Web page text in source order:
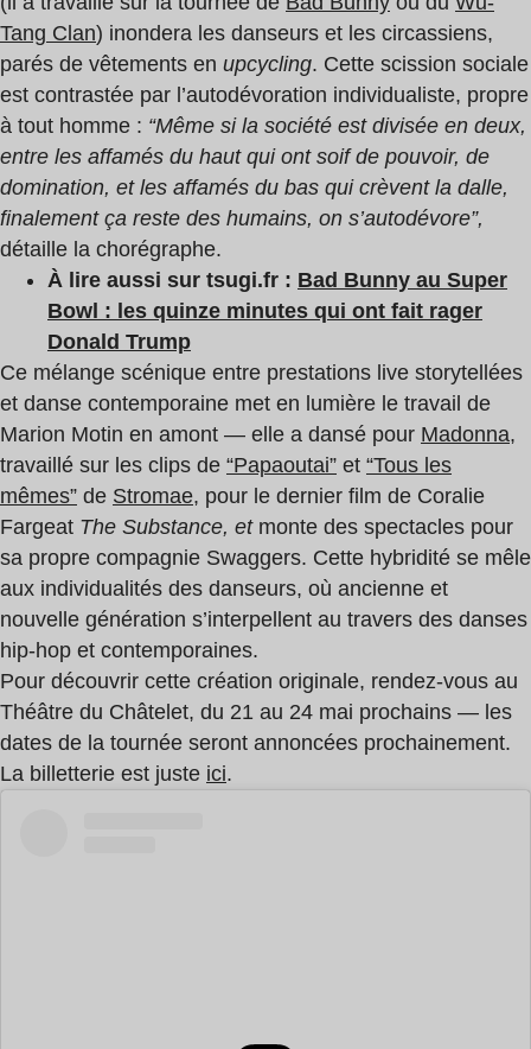
Tang Clan) inondera les danseurs et les circassiens,
parés de vêtements en upcycling. Cette scission sociale
est contrastée par l’autodévoration individualiste, propre
à tout homme : “Même si la société est divisée en deux,
entre les affamés du haut qui ont soif de pouvoir, de
domination, et les affamés du bas qui crèvent la dalle,
finalement ça reste des humains, on s’autodévore”,
détaille la chorégraphe.
À lire aussi sur tsugi.fr : Bad Bunny au Super
Bowl : les quinze minutes qui ont fait rager
Donald Trump
Ce mélange scénique entre prestations live storytellées
et danse contemporaine met en lumière le travail de
Marion Motin en amont — elle a dansé pour Madonna,
travaillé sur les clips de “Papaoutai” et “Tous les
mêmes” de Stromae, pour le dernier film de Coralie
Fargeat The Substance, et monte des spectacles pour
sa propre compagnie Swaggers. Cette hybridité se mêle
aux individualités des danseurs, où ancienne et
nouvelle génération s’interpellent au travers des danses
hip-hop et contemporaines.
Pour découvrir cette création originale, rendez-vous au
Théâtre du Châtelet, du 21 au 24 mai prochains — les
dates de la tournée seront annoncées prochainement.
La billetterie est juste ici.